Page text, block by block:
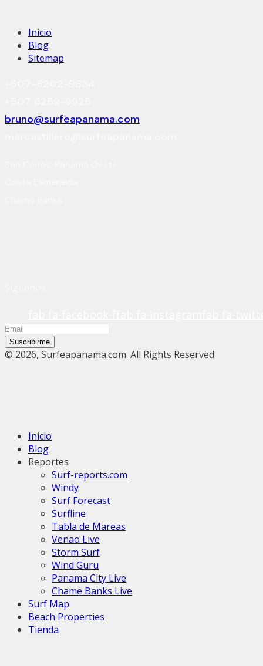
Inicio
Blog
Sitemap
bruno@surfeapanama.com
Suscribirme
© 2026, Surfeapanama.com. All Rights Reserved
Inicio
Blog
Reportes
Surf-reports.com
Windy
Surf Forecast
Surfline
Tabla de Mareas
Venao Live
Storm Surf
Wind Guru
Panama City Live
Chame Banks Live
Surf Map
Beach Properties
Tienda